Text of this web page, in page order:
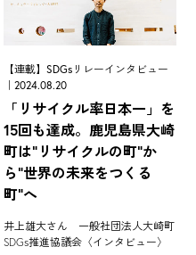
【連載】SDGsリレーインタビュー
｜2024.08.20
「リサイクル率日本一」を
15回も達成。鹿児島県大崎
町は"リサイクルの町"か
ら"世界の未来をつくる
町"へ
井上雄大さん 一般社団法人大崎町
SDGs推進協議会〈インタビュー〉